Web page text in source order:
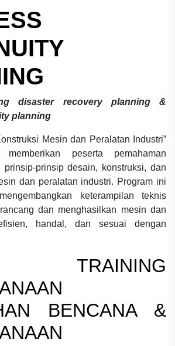
disaster recovery planning &
planning
Mesin dan Peralatan Industri”
peserta pemahaman
prinsip-prinsip desain, konstruksi, dan
dan peralatan industri. Program ini
keterampilan teknis
dan menghasilkan mesin dan
handal, dan sesuai dengan
TRAINING
BENCANA &